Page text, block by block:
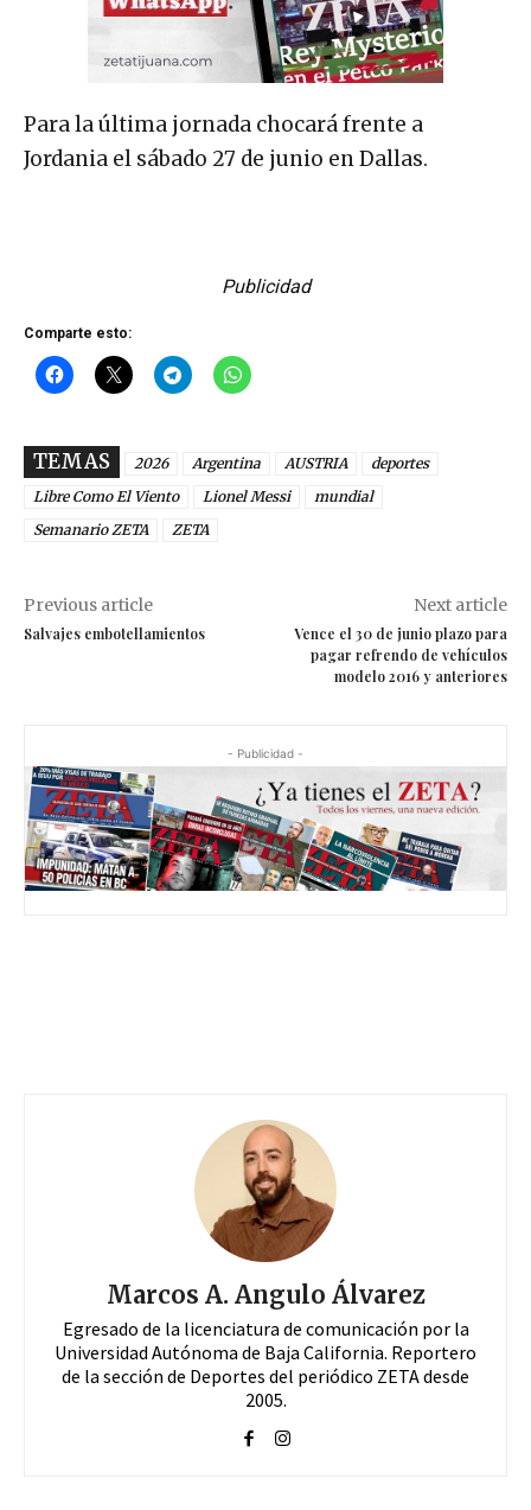
Para la última jornada chocará frente a
Jordania el sábado 27 de junio en Dallas.
Publicidad
Comparte esto:
TEMAS 2026 Argentina AUSTRIA
deportes
Libre Como El Viento
Lionel Messi
mundial
Semanario ZETA
ZETA
Previous article
Salvajes embotellamientos
Next article
Vence el 30 de junio plazo para
pagar refrendo de vehículos
modelo 2016 y anteriores
- Publicidad -
Marcos A. Angulo Álvarez
Egresado de la licenciatura de comunicación por la
Universidad Autónoma de Baja California. Reportero
de la sección de Deportes del periódico ZETA desde
2005.